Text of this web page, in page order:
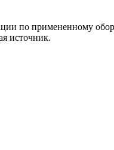
по примененному
источник.